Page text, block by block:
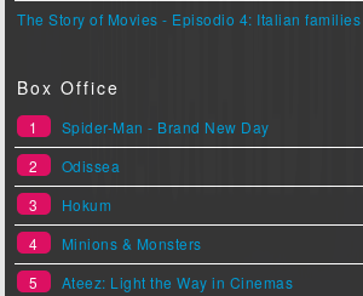
The Story of Movies - Episodio 4: Italian families
Box Office
1
Spider-Man - Brand New Day
2
Odissea
3
Hokum
4
Minions & Monsters
5
Ateez: Light the Way in Cinemas